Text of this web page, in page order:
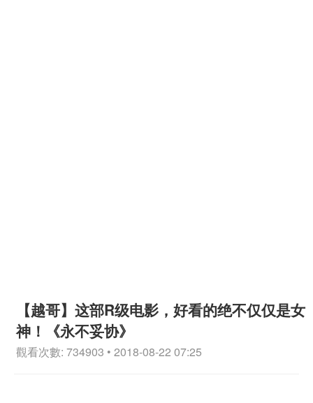
【越哥】这部R级电影，好看的绝不仅仅是女
神！《永不妥协》
觀看次數: 734903 • 2018-08-22 07:25